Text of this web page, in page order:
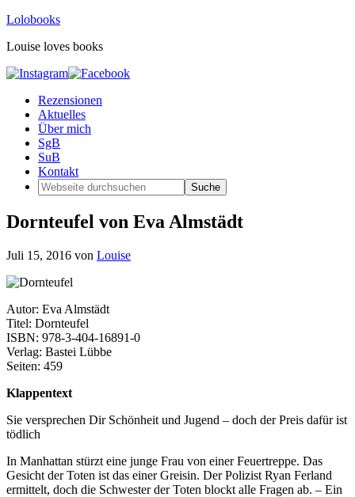
Lolobooks
Louise loves books
Rezensionen
Aktuelles
Über mich
SgB
SuB
Kontakt
Dornteufel von Eva Almstädt
Juli 15, 2016 von Louise
Autor: Eva Almstädt
Titel: Dornteufel
ISBN: 978-3-404-16891-0
Verlag: Bastei Lübbe
Seiten: 459
Klappentext
Sie versprechen Dir Schönheit und Jugend – doch der Preis dafür ist
tödlich
In Manhattan stürzt eine junge Frau von einer Feuertreppe. Das
Gesicht der Toten ist das einer Greisin. Der Polizist Ryan Ferland
ermittelt, doch die Schwester der Toten blockt alle Fragen ab. – Ein